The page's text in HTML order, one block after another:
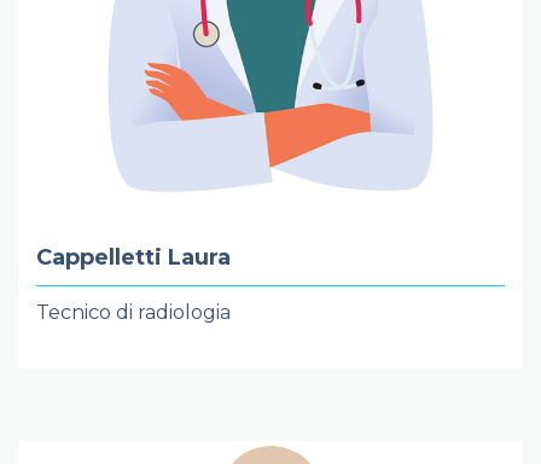
Cappelletti Laura
Tecnico di radiologia